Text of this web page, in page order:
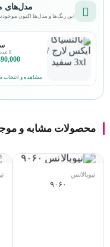
مدل‌های
این رنگ‌ها و مدل‌ها اکنون
8 عدد موجود
مشاهده و انتخاب
محصولات مشابه و
نیوبالانس
۹۰۶۰